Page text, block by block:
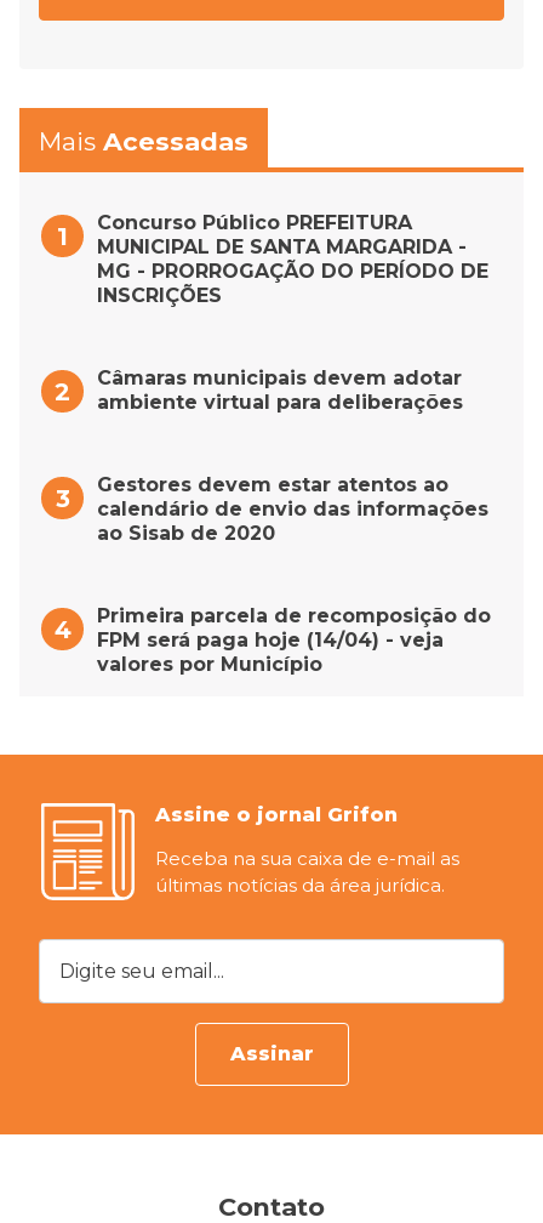
Mais Acessadas
Concurso Público PREFEITURA
MUNICIPAL DE SANTA MARGARIDA -
MG - PRORROGAÇÃO DO PERÍODO DE
INSCRIÇÕES
Câmaras municipais devem adotar
ambiente virtual para deliberações
Gestores devem estar atentos ao
calendário de envio das informações
ao Sisab de 2020
Primeira parcela de recomposição do
FPM será paga hoje (14/04) - veja
valores por Município
Assine o jornal Grifon
Receba na sua caixa de e-mail as
últimas notícias da área jurídica.
Digite seu email...
Assinar
Contato